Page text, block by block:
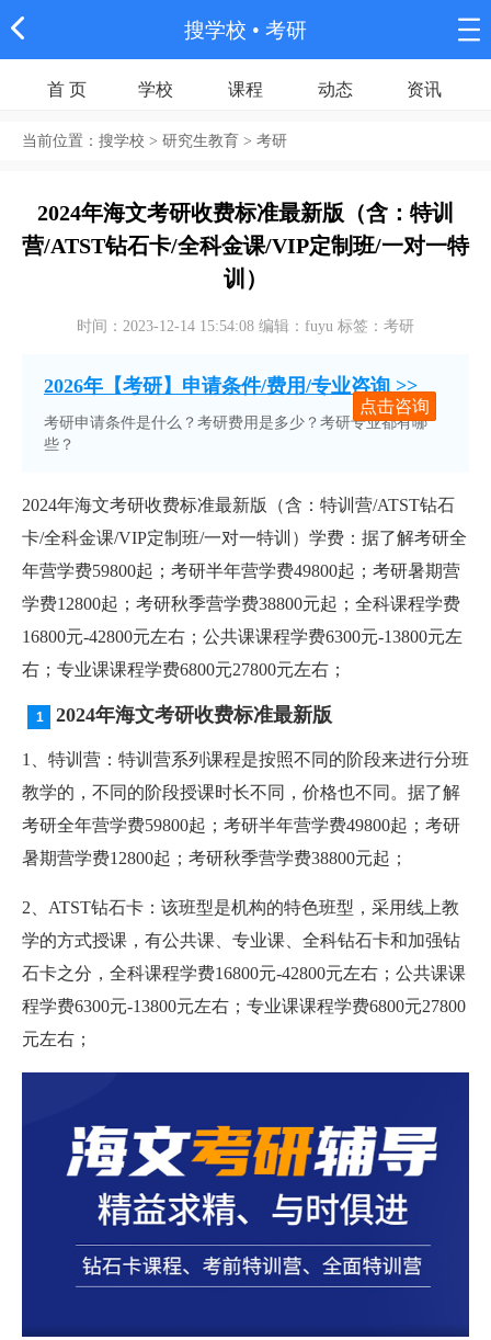
搜学校 • 考研
首 页 学校 课程 动态 资讯
当前位置： 搜学校 > 研究生教育 > 考研
2024年海文考研收费标准最新版（含：特训
营/ATST钻石卡/全科金课/VIP定制班/一对一特
训）
时间：2023-12-14 15:54:08 编辑：fuyu 标签：考研
2026年【考研】申请条件/费用/专业咨询 >>
考研申请条件是什么？考研费用是多少？考研专业都有哪
些？
点击咨询
2024年海文考研收费标准最新版（含：特训营/ATST钻石
卡/全科金课/VIP定制班/一对一特训）学费：据了解考研全
年营学费59800起；考研半年营学费49800起；考研暑期营
学费12800起；考研秋季营学费38800元起；全科课程学费
16800元-42800元左右；公共课课程学费6300元-13800元左
右；专业课课程学费6800元27800元左右；
2024年海文考研收费标准最新版
1、特训营：特训营系列课程是按照不同的阶段来进行分班
教学的，不同的阶段授课时长不同，价格也不同。据了解
考研全年营学费59800起；考研半年营学费49800起；考研
暑期营学费12800起；考研秋季营学费38800元起；
2、ATST钻石卡：该班型是机构的特色班型，采用线上教
学的方式授课，有公共课、专业课、全科钻石卡和加强钻
石卡之分，全科课程学费16800元-42800元左右；公共课课
程学费6300元-13800元左右；专业课课程学费6800元27800
元左右；